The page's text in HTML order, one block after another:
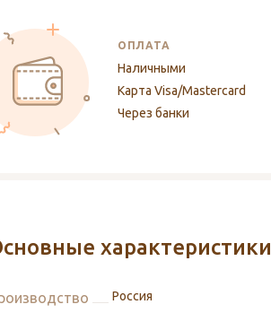
ОПЛАТА
Наличными
Карта Visa/Mastercard
Через банки
характеристики
Россия